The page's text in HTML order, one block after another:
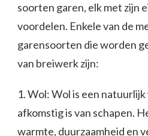
soorten garen, elk met zijn
voordelen. Enkele van de
garensoorten die worden
van breiwerk zijn:
1. Wol: Wol is een
afkomstig is van schapen.
warmte, duurzaamheid en